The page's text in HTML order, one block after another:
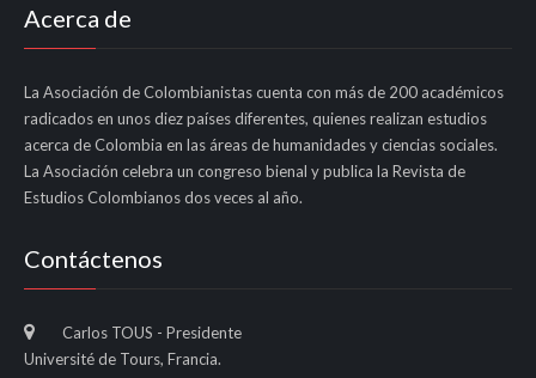
Acerca de
La Asociación de Colombianistas cuenta con más de 200 académicos
radicados en unos diez países diferentes, quienes realizan estudios
acerca de Colombia en las áreas de humanidades y ciencias sociales.
La Asociación celebra un congreso bienal y publica la Revista de
Estudios Colombianos dos veces al año.
Contáctenos
Carlos TOUS - Presidente
Université de Tours, Francia.